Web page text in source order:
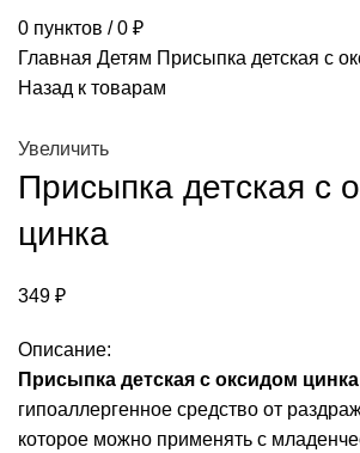
0 пунктов / 0 ₽
Главная Детям Присыпка детская с
Назад к товарам
Увеличить
Присыпка детская с
цинка
349 ₽
Описание:
Присыпка детская с оксидом цинка
гипоаллергенное средство от
которое можно применять с